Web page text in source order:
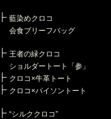
藍染めクロコ
会食ブリーフバッグ
王者の緑クロコ
ショルダートート「参」
クロコ×牛革トート
クロコ×パイソントート
“シルククロコ”